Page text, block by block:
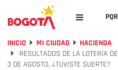
INICIO MI CIUDAD
HACIENDA
RESULTADOS DE LA LOTERÍA
3 DE AGOSTO, ¿TUVISTE SUERTE?